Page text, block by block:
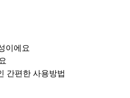
이에요
간편한 사용방법